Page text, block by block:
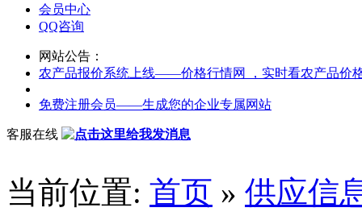
会员中心
QQ咨询
网站公告：
农产品报价系统上线——价格行情网 ，实时看农产品价
免费注册会员——生成您的企业专属网站
客服在线
当前位置: 首页 » 供应信